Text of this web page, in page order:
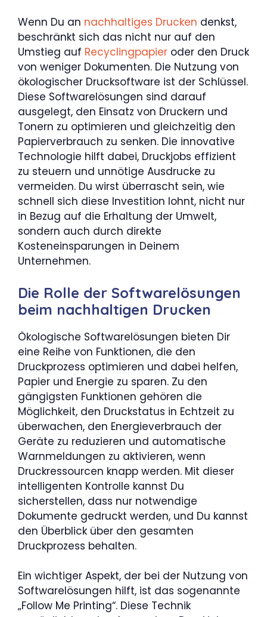
Wenn Du an nachhaltiges Drucken denkst,
beschränkt sich das nicht nur auf den
Umstieg auf Recyclingpapier oder den Druck
von weniger Dokumenten. Die Nutzung von
ökologischer Drucksoftware ist der Schlüssel.
Diese Softwarelösungen sind darauf
ausgelegt, den Einsatz von Druckern und
Tonern zu optimieren und gleichzeitig den
Papierverbrauch zu senken. Die innovative
Technologie hilft dabei, Druckjobs effizient
zu steuern und unnötige Ausdrucke zu
vermeiden. Du wirst überrascht sein, wie
schnell sich diese Investition lohnt, nicht nur
in Bezug auf die Erhaltung der Umwelt,
sondern auch durch direkte
Kosteneinsparungen in Deinem
Unternehmen.
Die Rolle der Softwarelösungen
beim nachhaltigen Drucken
Ökologische Softwarelösungen bieten Dir
eine Reihe von Funktionen, die den
Druckprozess optimieren und dabei helfen,
Papier und Energie zu sparen. Zu den
gängigsten Funktionen gehören die
Möglichkeit, den Druckstatus in Echtzeit zu
überwachen, den Energieverbrauch der
Geräte zu reduzieren und automatische
Warnmeldungen zu aktivieren, wenn
Druckressourcen knapp werden. Mit dieser
intelligenten Kontrolle kannst Du
sicherstellen, dass nur notwendige
Dokumente gedruckt werden, und Du kannst
den Überblick über den gesamten
Druckprozess behalten.
Ein wichtiger Aspekt, der bei der Nutzung von
Softwarelösungen hilft, ist das sogenannte
„Follow Me Printing“. Diese Technik